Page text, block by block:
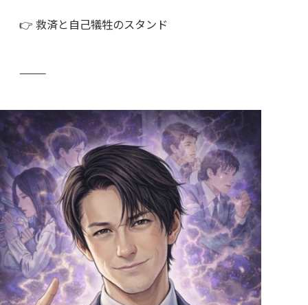
👉 救済と自己犠牲のスタンド
⸻